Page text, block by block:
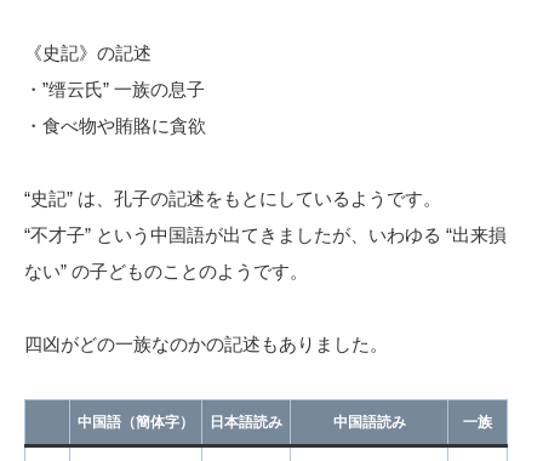
《史記》の記述
・”缙云氏” 一族の息子
・食べ物や賄賂に貪欲
“史記” は、孔子の記述をもとにしているようです。
“不才子” という中国語が出てきましたが、いわゆる “出来損
ない” の子どものことのようです。
四凶がどの一族なのかの記述もありました。
中国語（簡体字） 日本語読み 中国語読み 一族